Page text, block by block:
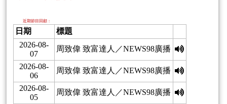
近期節目回顧：
日期
標題
2026-08-
07
周致偉 致富達人／NEWS98廣播
2026-08-
06
周致偉 致富達人／NEWS98廣播
2026-08-
05
周致偉 致富達人／NEWS98廣播